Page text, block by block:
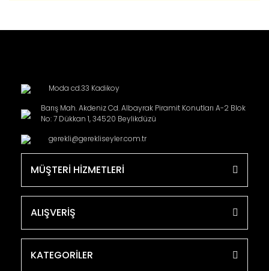
Moda cd.33 Kadikoy
Barış Mah. Akdeniz Cd. Albayrak Piramit Konutları A-2 Blok
No: 7 Dükkan 1, 34520 Beylikdüzü
gerekli@gerekliseyler.com.tr
MÜŞTERİ HİZMETLERİ
ALIŞVERİŞ
KATEGORİLER